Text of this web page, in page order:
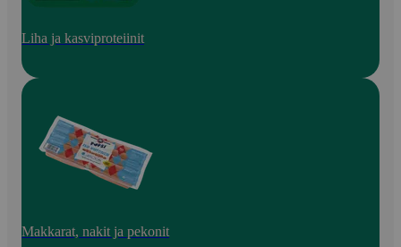
Liha ja kasviproteiinit
Makkarat, nakit ja pekonit